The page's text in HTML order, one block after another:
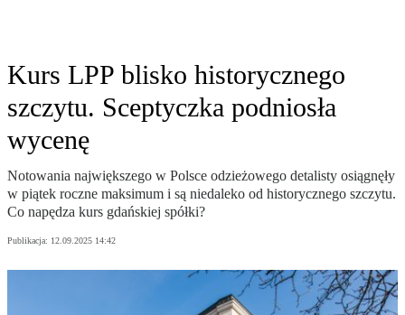
Kurs LPP blisko historycznego
szczytu. Sceptyczka podniosła
wycenę
Notowania największego w Polsce odzieżowego detalisty osiągnęły
w piątek roczne maksimum i są niedaleko od historycznego szczytu.
Co napędza kurs gdańskiej spółki?
Publikacja: 12.09.2025 14:42